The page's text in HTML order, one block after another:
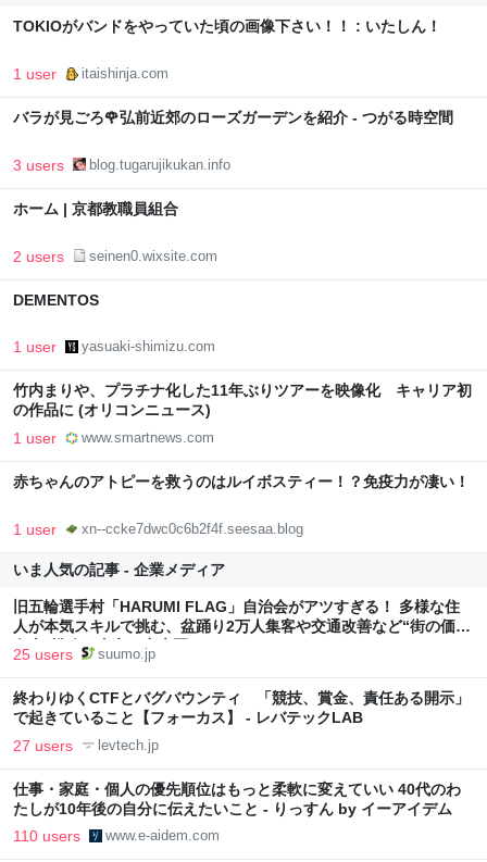
TOKIOがバンドをやっていた頃の画像下さい！！ : いたしん！
1 user itaishinja.com
バラが見ごろ🌹弘前近郊のローズガーデンを紹介 - つがる時空間
3 users blog.tugarujikukan.info
ホーム | 京都教職員組合
2 users seinen0.wixsite.com
DEMENTOS
1 user yasuaki-shimizu.com
竹内まりや、プラチナ化した11年ぶりツアーを映像化 キャリア初
の作品に (オリコンニュース)
1 user www.smartnews.com
赤ちゃんのアトピーを救うのはルイボスティー！？免疫力が凄い！
1 user xn--ccke7dwc0c6b2f4f.seesaa.blog
いま人気の記事 - 企業メディア
旧五輪選手村「HARUMI FLAG」自治会がアツすぎる！ 多様な住
人が本気スキルで挑む、盆踊り2万人集客や交通改善など“街の価値
向上”戦略 東京・中央区
25 users suumo.jp
終わりゆくCTFとバグバウンティ 「競技、賞金、責任ある開示」
で起きていること【フォーカス】 - レバテックLAB
27 users levtech.jp
仕事・家庭・個人の優先順位はもっと柔軟に変えていい 40代のわ
たしが10年後の自分に伝えたいこと - りっすん by イーアイデム
110 users www.e-aidem.com